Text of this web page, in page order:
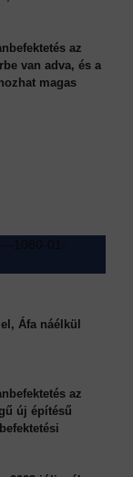
az
van adva, és a
magas
Áfa náélkül
az
új építésű